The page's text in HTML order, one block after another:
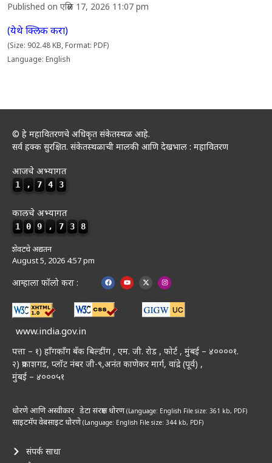
Published on एप्रिल 17, 2026 11:07 pm
(येथे क्लिक करा)
(Size: 902.48 KB, Format: PDF)
Language: English
© हे महावितरणचे अधिकृत संकेतस्थळ आहे.
सर्व हक्क सुरक्षित. संकेतस्थळाची मालकी आणि देखभाल : महावितरण
आजचे अभ्यागत
1 , 7 4 3
कालचे अभ्यागत
1 0 9 , 7 3 8
शेवटचे अद्यतन
August 5, 2026 4:57 pm
आम्हाला फॉलो करा :
www.india.gov.in
पत्ता – १) हॉंगकॉंग बँक बिल्डींग , एम. जी. रोड , फोर्ट , मुंबई – ४००००१.
२) प्रकाशगड, प्लॉट नंबर जी-९,अनंत काणेकर मार्ग, वांद्रे (पूर्व) ,
मुंबई – ४०००५१
धोरणे आणि अस्वीकार डेटा संरक्षण धोरण(Language: English File size: 361 kb, PDF)
साइटमॅपवेबसाइट धोरणे(Language: English File size: 344 kb, PDF)
संपर्क साधा